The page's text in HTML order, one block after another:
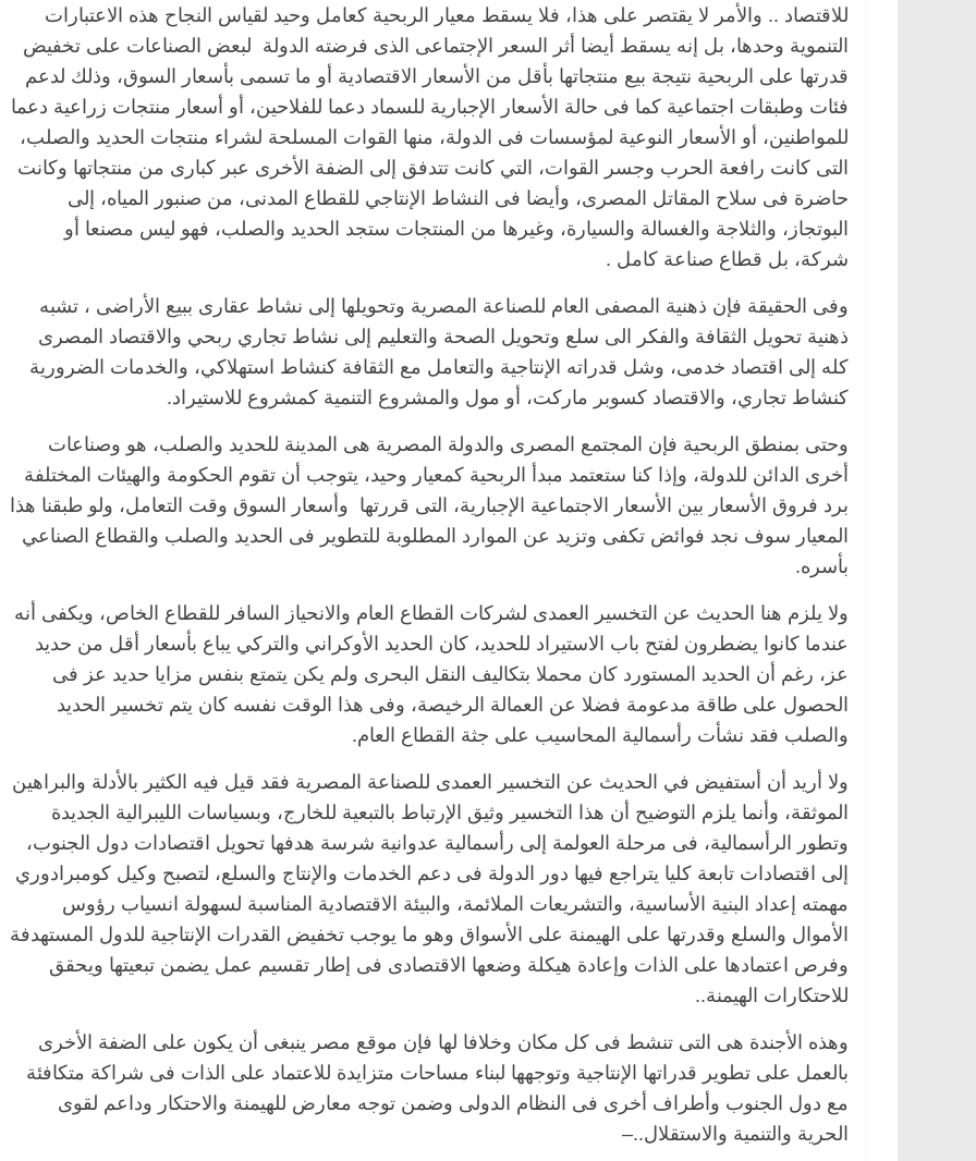
للاقتصاد .. والأمر لا يقتصر على هذا، فلا يسقط معيار الربحية كعامل وحيد لقياس النجاح هذه الاعتبارات
التنموية وحدها، بل إنه يسقط أيضا أثر السعر الإجتماعى الذى فرضته الدولة لبعض الصناعات على تخفيض
قدرتها على الربحية نتيجة بيع منتجاتها بأقل من الأسعار الاقتصادية أو ما تسمى بأسعار السوق، وذلك لدعم
فئات وطبقات اجتماعية كما فى حالة الأسعار الإجبارية للسماد دعما للفلاحين، أو أسعار منتجات زراعية دعما
للمواطنين، أو الأسعار النوعية لمؤسسات فى الدولة، منها القوات المسلحة لشراء منتجات الحديد والصلب،
التى كانت رافعة الحرب وجسر القوات، التي كانت تتدفق إلى الضفة الأخرى عبر كبارى من منتجاتها وكانت
حاضرة فى سلاح المقاتل المصرى، وأيضا فى النشاط الإنتاجي للقطاع المدنى، من صنبور المياه، إلى
البوتجاز، والثلاجة والغسالة والسيارة، وغيرها من المنتجات ستجد الحديد والصلب، فهو ليس مصنعا أو
شركة، بل قطاع صناعة كامل .
وفى الحقيقة فإن ذهنية المصفى العام للصناعة المصرية وتحويلها إلى نشاط عقارى ببيع الأراضى ، تشبه
ذهنية تحويل الثقافة والفكر الى سلع وتحويل الصحة والتعليم إلى نشاط تجاري ربحي والاقتصاد المصرى
كله إلى اقتصاد خدمى، وشل قدراته الإنتاجية والتعامل مع الثقافة كنشاط استهلاكي، والخدمات الضرورية
كنشاط تجاري، والاقتصاد كسوبر ماركت، أو مول والمشروع التنمية كمشروع للاستيراد.
وحتى بمنطق الربحية فإن المجتمع المصرى والدولة المصرية هى المدينة للحديد والصلب، هو وصناعات
أخرى الدائن للدولة، وإذا كنا ستعتمد مبدأ الربحية كمعيار وحيد، يتوجب أن تقوم الحكومة والهيئات المختلفة
برد فروق الأسعار بين الأسعار الاجتماعية الإجبارية، التى قررتها وأسعار السوق وقت التعامل، ولو طبقنا هذا
المعيار سوف نجد فوائض تكفى وتزيد عن الموارد المطلوبة للتطوير فى الحديد والصلب والقطاع الصناعي
بأسره.
ولا يلزم هنا الحديث عن التخسير العمدى لشركات القطاع العام والانحياز السافر للقطاع الخاص، ويكفى أنه
عندما كانوا يضطرون لفتح باب الاستيراد للحديد، كان الحديد الأوكراني والتركي يباع بأسعار أقل من حديد
عز، رغم أن الحديد المستورد كان محملا بتكاليف النقل البحرى ولم يكن يتمتع بنفس مزايا حديد عز فى
الحصول على طاقة مدعومة فضلا عن العمالة الرخيصة، وفى هذا الوقت نفسه كان يتم تخسير الحديد
والصلب فقد نشأت رأسمالية المحاسيب على جثة القطاع العام.
ولا أريد أن أستفيض في الحديث عن التخسير العمدى للصناعة المصرية فقد قيل فيه الكثير بالأدلة والبراهين
الموثقة، وأنما يلزم التوضيح أن هذا التخسير وثيق الإرتباط بالتبعية للخارج، وبسياسات الليبرالية الجديدة
وتطور الرأسمالية، فى مرحلة العولمة إلى رأسمالية عدوانية شرسة هدفها تحويل اقتصادات دول الجنوب،
إلى اقتصادات تابعة كليا يتراجع فيها دور الدولة فى دعم الخدمات والإنتاج والسلع، لتصبح وكيل كومبرادوري
مهمته إعداد البنية الأساسية، والتشريعات الملائمة، والبيئة الاقتصادية المناسبة لسهولة انسياب رؤوس
الأموال والسلع وقدرتها على الهيمنة على الأسواق وهو ما يوجب تخفيض القدرات الإنتاجية للدول المستهدفة
وفرص اعتمادها على الذات وإعادة هيكلة وضعها الاقتصادى فى إطار تقسيم عمل يضمن تبعيتها ويحقق
للاحتكارات الهيمنة..
وهذه الأجندة هى التى تنشط فى كل مكان وخلافا لها فإن موقع مصر ينبغى أن يكون على الضفة الأخرى
بالعمل على تطوير قدراتها الإنتاجية وتوجهها لبناء مساحات متزايدة للاعتماد على الذات فى شراكة متكافئة
مع دول الجنوب وأطراف أخرى فى النظام الدولى وضمن توجه معارض للهيمنة والاحتكار وداعم لقوى
الحرية والتنمية والاستقلال..–